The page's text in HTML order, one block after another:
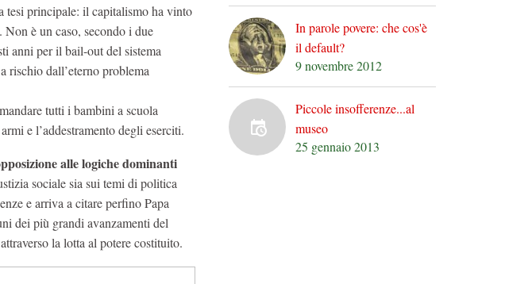
tesi principale: il capitalismo ha vinto
è un caso, secondo i due
anni per il bail-out del sistema
rischio dall’eterno problema
tutti i bambini a scuola
e l’addestramento degli eserciti.
alle logiche dominanti
sociale sia sui temi di politica
e arriva a citare perfino Papa
dei più grandi avanzamenti del
la lotta al potere costituito.
In parole povere: che cos'è
il default?
9 novembre 2012
Piccole insofferenze...al
museo
25 gennaio 2013